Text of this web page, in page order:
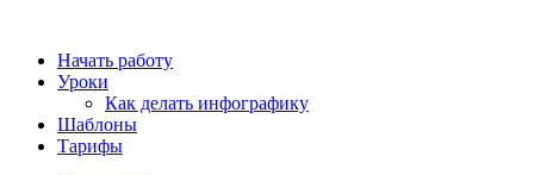
Начать работу
Уроки
Как делать инфографику
Шаблоны
Тарифы